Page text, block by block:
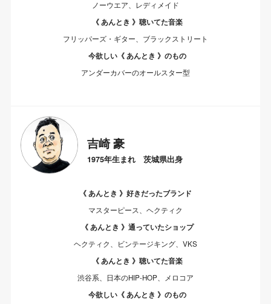
ノーウエア、レディメイド
《 あんとき 》聴いてた音楽
フリッパーズ・ギター、ブラックストリート
今欲しい《 あんとき 》のもの
アンダーカバーのオールスター型
吉崎 豪
1975年生まれ 茨城県出身
《 あんとき 》好きだったブランド
マスターピース、ヘクティク
《 あんとき 》通っていたショップ
ヘクティク、ビンテージキング、VKS
《 あんとき 》聴いてた音楽
渋谷系、日本のHIP-HOP、メロコア
今欲しい《 あんとき 》のもの